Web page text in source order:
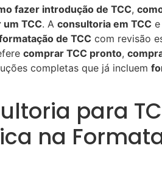
fazer introdução de TCC,
TCC. A consultoria em TCC e
de TCC com revisão
comprar TCC pronto,
completas que já incluem
para
na